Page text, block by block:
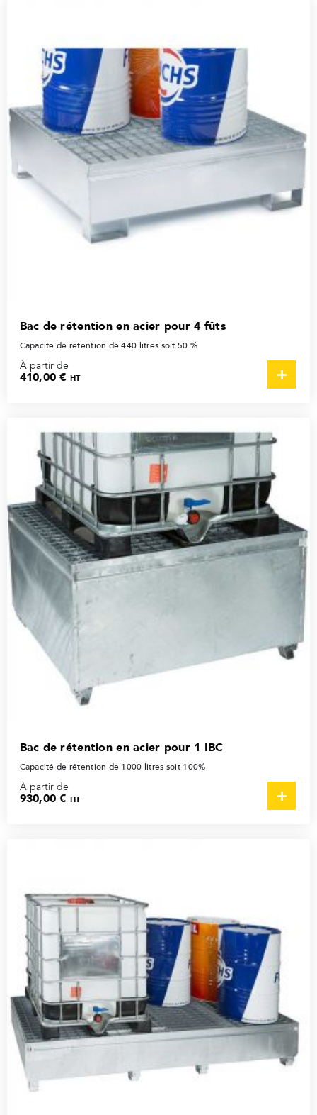
Bac de rétention en acier pour 4 fûts
Capacité de rétention de 440 litres soit 50 %
À partir de
410,00 €HT
Bac de rétention en acier pour 1 IBC
Capacité de rétention de 1000 litres soit 100%
À partir de
930,00 €HT